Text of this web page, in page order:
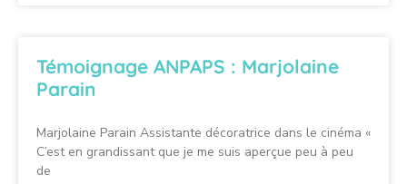
Témoignage ANPAPS : Marjolaine
Parain
Marjolaine Parain Assistante décoratrice dans le cinéma «
C’est en grandissant que je me suis aperçue peu à peu
de